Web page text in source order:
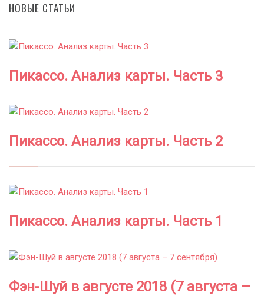
НОВЫЕ СТАТЬИ
Пикассо. Анализ карты. Часть 3
Пикассо. Анализ карты. Часть 2
Пикассо. Анализ карты. Часть 1
Фэн-Шуй в августе 2018 (7 августа –